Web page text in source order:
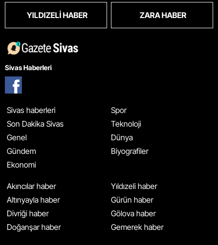
YILDIZELI HABER ZARA HABER
Sivas Haberleri
Sivas haberleri
Son Dakika Sivas
Genel
Gündem
Ekonomi
Spor
Teknoloji
Dünya
Biyografiler
Akıncılar haber
Altınyayla haber
Divriği haber
Doğanşar haber
Yıldızeli haber
Gürün haber
Gölova haber
Gemerek haber